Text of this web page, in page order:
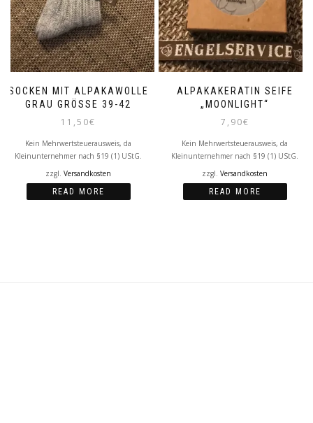
SOCKEN MIT ALPAKAWOLLE
GRAU GRÖSSE 39-42
11,50€
Kein Mehrwertsteuerausweis, da
Kleinunternehmer nach §19 (1) UStG.
zzgl. Versandkosten
READ MORE
ALPAKAKERATIN SEIFE
„MOONLIGHT“
7,90€
Kein Mehrwertsteuerausweis, da
Kleinunternehmer nach §19 (1) UStG.
zzgl. Versandkosten
READ MORE